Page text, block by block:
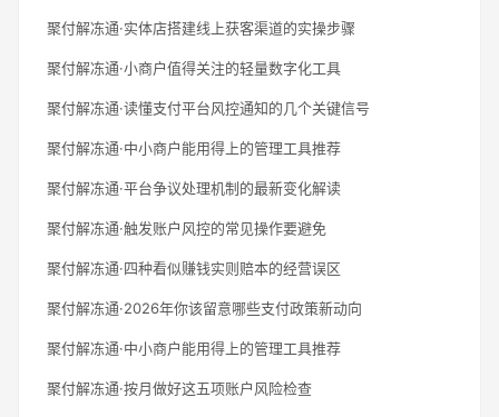
聚付解冻通·实体店搭建线上获客渠道的实操步骤
聚付解冻通·小商户值得关注的轻量数字化工具
聚付解冻通·读懂支付平台风控通知的几个关键信号
聚付解冻通·中小商户能用得上的管理工具推荐
聚付解冻通·平台争议处理机制的最新变化解读
聚付解冻通·触发账户风控的常见操作要避免
聚付解冻通·四种看似赚钱实则赔本的经营误区
聚付解冻通·2026年你该留意哪些支付政策新动向
聚付解冻通·中小商户能用得上的管理工具推荐
聚付解冻通·按月做好这五项账户风险检查